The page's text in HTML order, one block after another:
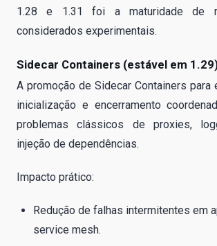
1.28 e 1.31 foi a maturidade de
considerados experimentais.
Sidecar Containers (estável em
A promoção de Sidecar Containers para
inicialização e encerramento
problemas clássicos de proxies,
injeção de dependências.
Impacto prático:
Redução de falhas intermitentes em
service mesh.